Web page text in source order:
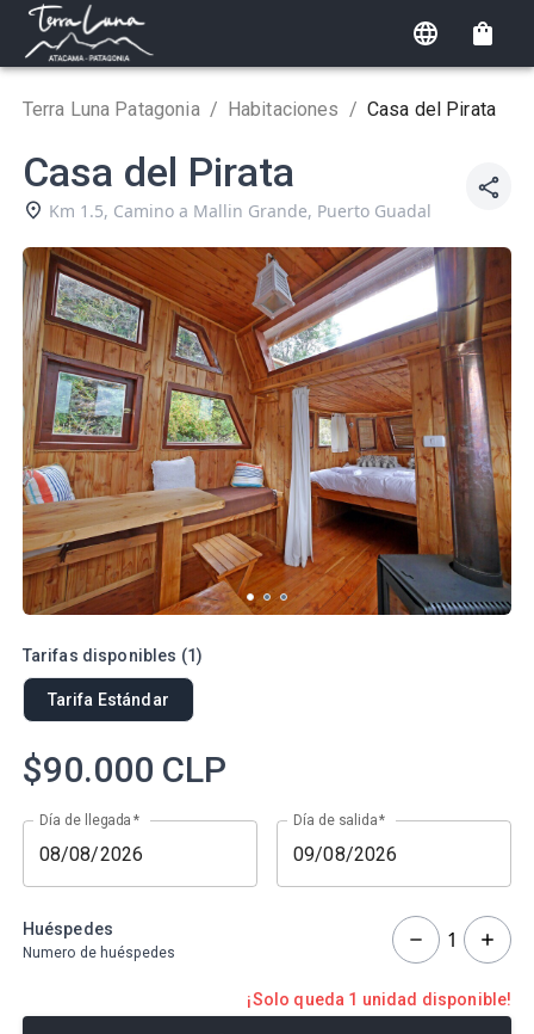
Terra Luna Patagonia / Habitaciones / Casa del Pirata
Casa del Pirata
Km 1.5, Camino a Mallin Grande, Puerto Guadal
Tarifas disponibles (1)
Tarifa Estándar
$90.000 CLP
Día de llegada * Día de salida*
Huéspedes
Numero de huéspedes 1
¡Solo queda 1 unidad disponible!